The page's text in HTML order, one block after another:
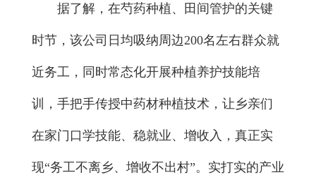
据了解，在芍药种植、田间管护的关键
时节，该公司日均吸纳周边200名左右群众就
近务工，同时常态化开展种植养护技能培
训，手把手传授中药材种植技术，让乡亲们
在家门口学技能、稳就业、增收入，真正实
现“务工不离乡、增收不出村”。实打实的产业